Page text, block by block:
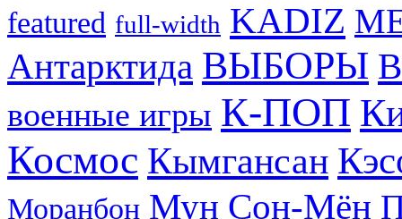
featured full-width KADIZ
Антарктида ВЫБОРЫ
военные игры К-ПОП
Космос Кымгансан
Моранбон Мун Сон-Мён